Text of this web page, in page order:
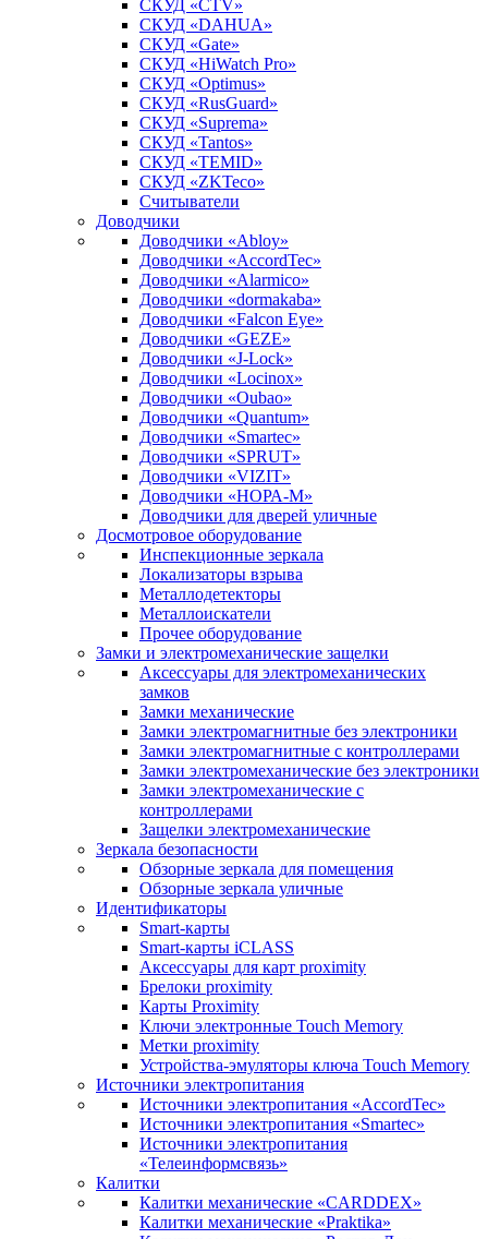
СКУД «CTV»
СКУД «DAHUA»
СКУД «Gate»
СКУД «HiWatch Pro»
СКУД «Optimus»
СКУД «RusGuard»
СКУД «Suprema»
СКУД «Tantos»
СКУД «TEMID»
СКУД «ZKTeco»
Считыватели
Доводчики
Доводчики «Abloy»
Доводчики «AccordTec»
Доводчики «Alarmico»
Доводчики «dormakaba»
Доводчики «Falcon Eye»
Доводчики «GEZE»
Доводчики «J-Lock»
Доводчики «Locinox»
Доводчики «Oubao»
Доводчики «Quantum»
Доводчики «Smartec»
Доводчики «SPRUT»
Доводчики «VIZIT»
Доводчики «НОРА-М»
Доводчики для дверей уличные
Досмотровое оборудование
Инспекционные зеркала
Локализаторы взрыва
Металлодетекторы
Металлоискатели
Прочее оборудование
Замки и электромеханические защелки
Аксессуары для электромеханических
замков
Замки механические
Замки электромагнитные без электроники
Замки электромагнитные с контроллерами
Замки электромеханические без электроники
Замки электромеханические с
контроллерами
Защелки электромеханические
Зеркала безопасности
Обзорные зеркала для помещения
Обзорные зеркала уличные
Идентификаторы
Smart-карты
Smart-карты iCLASS
Аксессуары для карт proximitу
Брелоки proximity
Карты Proximity
Ключи электронные Touch Memory
Метки proximity
Устройства-эмуляторы ключа Touch Memory
Источники электропитания
Источники электропитания «AccordTec»
Источники электропитания «Smartec»
Источники электропитания
«Телеинформсвязь»
Калитки
Калитки механические «CARDDEX»
Калитки механические «Praktika»